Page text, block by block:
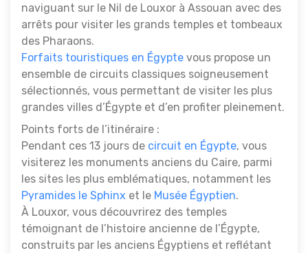
naviguant sur le Nil de Louxor à Assouan avec des
arrêts pour visiter les grands temples et tombeaux
des Pharaons.
Forfaits touristiques en Égypte vous propose un
ensemble de circuits classiques soigneusement
sélectionnés, vous permettant de visiter les plus
grandes villes d’Égypte et d’en profiter pleinement.
Points forts de l’itinéraire :
Pendant ces 13 jours de circuit en Égypte, vous
visiterez les monuments anciens du Caire, parmi
les sites les plus emblématiques, notamment les
Pyramides le Sphinx et le Musée Égyptien.
À Louxor, vous découvrirez des temples
témoignant de l’histoire ancienne de l’Égypte,
construits par les anciens Égyptiens et reflétant